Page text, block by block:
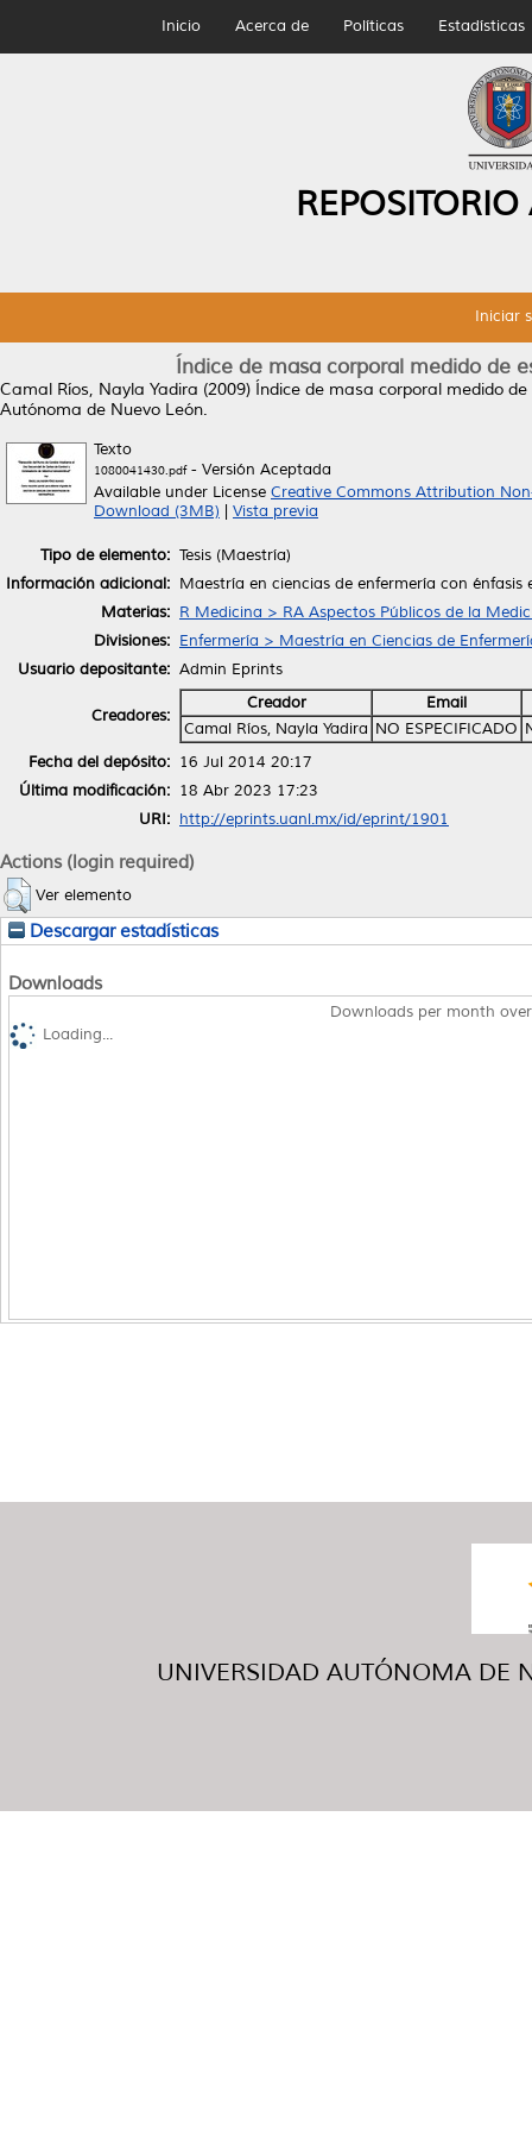
Inicio Acerca de Políticas Estadísticas
Iniciar
Índice de masa corporal medido de
Camal Ríos, Nayla Yadira (2009) Índice de masa corporal medido
Autónoma de Nuevo León.
Texto
1080041430.pdf- Versión Aceptada
Available under License Creative Commons Attribution
Download (3MB)
Vista previa
Tipo de elemento: Tesis (Maestría)
Información adicional: Maestría en ciencias de enfermería con
Materias: R Medicina > RA Aspectos Públicos de la
Divisiones: Enfermería > Maestría en Ciencias de
Usuario depositante: Admin Eprints
Creadores:
Creador
Email
Camal Ríos, Nayla Yadira NO ESPECIFICADO
Fecha del depósito: 16 Jul 2014 20:17
Última modificación: 18 Abr 2023 17:23
URI: http://eprints.uanl.mx/id/eprint/1901
Actions (login required)
Ver elemento
Descargar estadísticas
Downloads
Downloads per month
Loading...
UNIVERSIDAD AUTÓNOMA DE